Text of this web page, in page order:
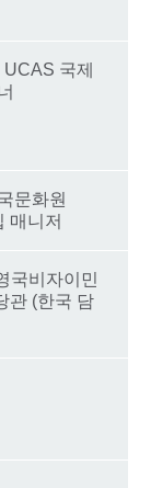
국제
문화원
매니저
국비자이민
관 (한국 담